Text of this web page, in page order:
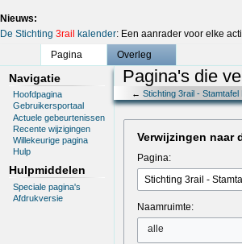
Nieuws:
De Stichting 3rail kalender: Een aanrader voor elke
Pagina
Overleg
Navigatie
Hoofdpagina
Gebruikersportaal
Actuele gebeurtenissen
Recente wijzigingen
Willekeurige pagina
Hulp
Hulpmiddelen
Speciale pagina's
Afdrukversie
Pagina's die
← Stichting 3rail -
Verwijzingen naar
Pagina:
Naamruimte:
alle